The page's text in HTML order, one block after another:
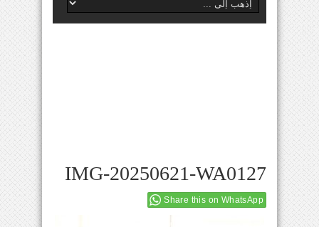
IMG-20250621-WA0127
Share this on WhatsApp